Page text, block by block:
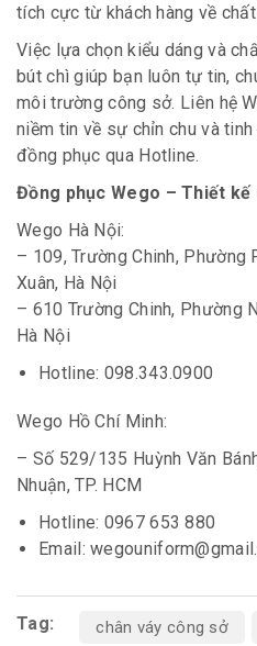
tích cực từ khách hàng về
Việc lựa chọn kiểu dáng và
bút chì giúp bạn luôn tự tin,
môi trường công sở. Liên hệ
niềm tin về sự chỉn chu và
đồng phục qua Hotline.
Đồng phục Wego – Thiết kế
Wego Hà Nội:
– 109, Trường Chinh, Phường
Xuân, Hà Nội
– 610 Trường Chinh, Phường
Hà Nội
Hotline: 098.343.0900
Wego Hồ Chí Minh:
– Số 529/135 Huỳnh Văn
Nhuận, TP. HCM
Hotline: 0967 653 880
Email:
Tag: chân váy công sở